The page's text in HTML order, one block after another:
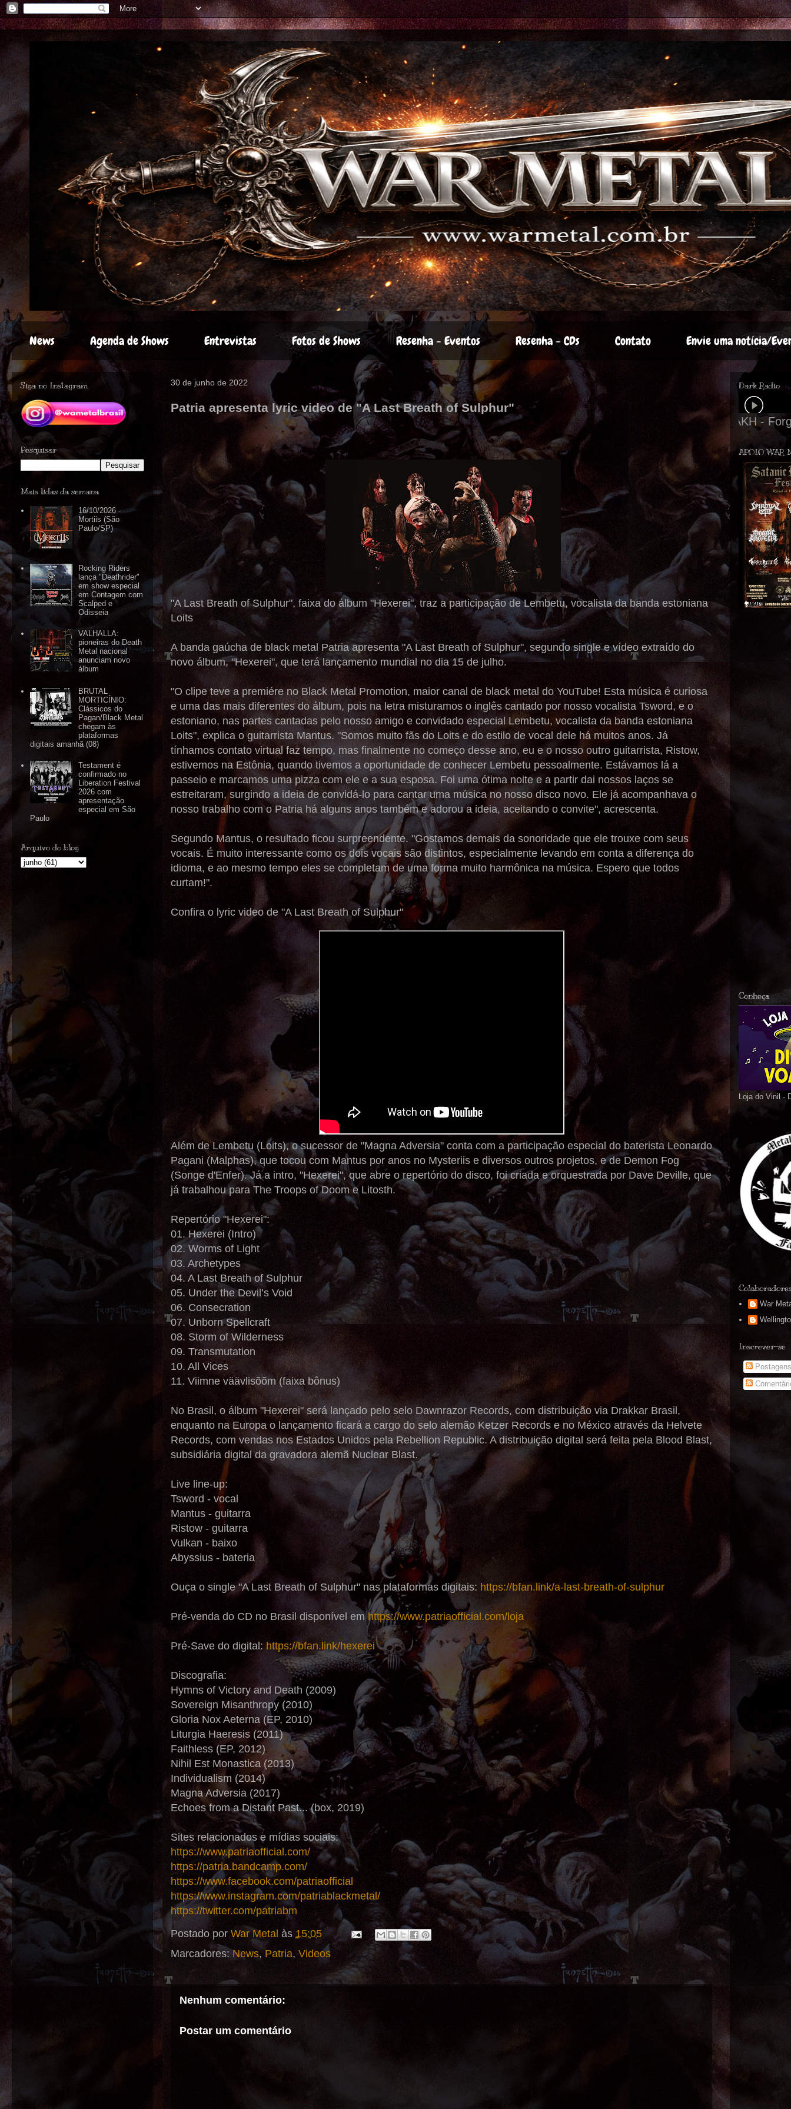
News Agenda de Shows Entrevistas Fotos de Shows Resenha - Eventos Resenha - CDs Contato Envie uma notícia/
30 de junho de 2022
Patria apresenta lyric video de "A Last Breath of Sulphur"
"A Last Breath of Sulphur", faixa do álbum "Hexerei", traz a participação de Lembetu, vocalista da banda estoniana
Loits
A banda gaúcha de black metal Patria apresenta "A Last Breath of Sulphur", segundo single e vídeo extraído do
novo álbum, "Hexerei", que terá lançamento mundial no dia 15 de julho.
"O clipe teve a premiére no Black Metal Promotion, maior canal de black metal do YouTube! Esta música é curiosa
e uma das mais diferentes do álbum, pois na letra misturamos o inglês cantado por nosso vocalista Tsword, e o
estoniano, nas partes cantadas pelo nosso amigo e convidado especial Lembetu, vocalista da banda estoniana
Loits", explica o guitarrista Mantus. "Somos muito fãs do Loits e do estilo de vocal dele há muitos anos. Já
tínhamos contato virtual faz tempo, mas finalmente no começo desse ano, eu e o nosso outro guitarrista, Ristow,
estivemos na Estônia, quando tivemos a oportunidade de conhecer Lembetu pessoalmente. Estávamos lá a
passeio e marcamos uma pizza com ele e a sua esposa. Foi uma ótima noite e a partir dai nossos laços se
estreitaram, surgindo a ideia de convidá-lo para cantar uma música no nosso disco novo. Ele já acompanhava o
nosso trabalho com o Patria há alguns anos também e adorou a ideia, aceitando o convite", acrescenta.
Segundo Mantus, o resultado ficou surpreendente. "Gostamos demais da sonoridade que ele trouxe com seus
vocais. É muito interessante como os dois vocais são distintos, especialmente levando em conta a diferença do
idioma, e ao mesmo tempo eles se completam de uma forma muito harmônica na música. Espero que todos
curtam!".
Confira o lyric video de "A Last Breath of Sulphur"
Além de Lembetu (Loits), o sucessor de "Magna Adversia" conta com a participação especial do baterista Leonardo
Pagani (Malphas), que tocou com Mantus por anos no Mysteriis e diversos outros projetos, e de Demon Fog
(Songe d'Enfer). Já a intro, "Hexerei", que abre o repertório do disco, foi criada e orquestrada por Dave Deville, que
já trabalhou para The Troops of Doom e Litosth.
Repertório "Hexerei":
01. Hexerei (Intro)
02. Worms of Light
03. Archetypes
04. A Last Breath of Sulphur
05. Under the Devil’s Void
06. Consecration
07. Unborn Spellcraft
08. Storm of Wilderness
09. Transmutation
10. All Vices
11. Viimne väävlisõõm (faixa bônus)
No Brasil, o álbum "Hexerei" será lançado pelo selo Dawnrazor Records, com distribuição via Drakkar Brasil,
enquanto na Europa o lançamento ficará a cargo do selo alemão Ketzer Records e no México através da Helvete
Records, com vendas nos Estados Unidos pela Rebellion Republic. A distribuição digital será feita pela Blood Blast,
subsidiária digital da gravadora alemã Nuclear Blast.
Live line-up:
Tsword - vocal
Mantus - guitarra
Ristow - guitarra
Vulkan - baixo
Abyssius - bateria
Ouça o single "A Last Breath of Sulphur" nas plataformas digitais: https://bfan.link/a-last-breath-of-sulphur
Pré-venda do CD no Brasil disponível emhttps://www.patriaofficial.com/loja
Pré-Save do digital: https://bfan.link/hexerei
Discografia:
Hymns of Victory and Death (2009)
Sovereign Misanthropy (2010)
Gloria Nox Aeterna (EP, 2010)
Liturgia Haeresis (2011)
Faithless (EP, 2012)
Nihil Est Monastica (2013)
Individualism (2014)
Magna Adversia (2017)
Echoes from a Distant Past... (box, 2019)
Sites relacionados e mídias sociais:
https://www.patriaofficial.com/
https://patria.bandcamp.com/
https://www.facebook.com/patriaofficial
https://www.instagram.com/patriablackmetal/
https://twitter.com/patriabm
Postado por War Metal às 15:05
Marcadores: News, Patria, Videos
Nenhum comentário:
Postar um comentário
Siga no Instagram
Pesquisar
Mais lidas da semana
16/10/2026 -
Mortiis (São
Paulo/SP)
Rocking Riders
lança "Deathrider"
em show especial
em Contagem com
Scalped e
Odisseia
VALHALLA:
pioneiras do Death
Metal nacional
anunciam novo
álbum
BRUTAL
MORTICÍNIO:
Clássicos do
Pagan/Black Metal
chegam às
plataformas
digitais amanhã (08)
Testament é
confirmado no
Liberation Festival
2026 com
apresentação
especial em São
Paulo
Arquivo do blog
Dark Radio
APOIO WAR
Conheça
Loja do Vinil -
War
Inscrever-se
Postagens